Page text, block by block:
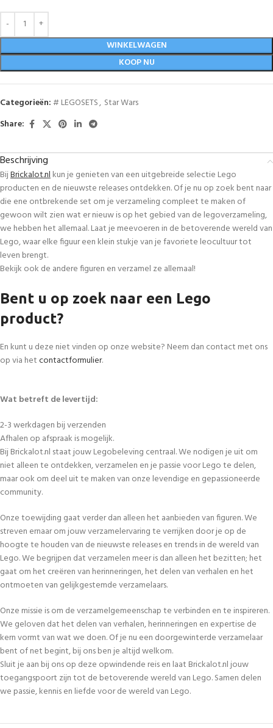
WINKELWAGEN
KOOP NU
Categorieën:# LEGOSETS, Star Wars
Share:
Beschrijving
BijBrickalot.nlkun je genieten van een uitgebreide selectie Lego
producten en de nieuwste releases ontdekken. Of je nu op zoek bent naar
die ene ontbrekende set om je verzameling compleet te maken of
gewoon wilt zien wat er nieuw is op het gebied van de legoverzameling,
we hebben het allemaal. Laat je meevoeren in de betoverende wereld van
Lego, waar elke figuur een klein stukje van je favoriete leocultuur tot
leven brengt.
Bekijk ook de andere figuren en verzamel ze allemaal!
Bent u op zoek naar een Lego
product?
En kunt u deze niet vinden op onze website? Neem dan contact met ons
op via hetcontactformulier.
Wat betreft de levertijd:
2-3 werkdagen bij verzenden
Afhalen op afspraak is mogelijk.
Bij Brickalot.nl staat jouw Legobeleving centraal. We nodigen je uit om
niet alleen te ontdekken, verzamelen en je passie voor Lego te delen,
maar ook om deel uit te maken van onze levendige en gepassioneerde
community.
Onze toewijding gaat verder dan alleen het aanbieden van figuren. We
streven ernaar om jouw verzamelervaring te verrijken door je op de
hoogte te houden van de nieuwste releases en trends in de wereld van
Lego. We begrijpen dat verzamelen meer is dan alleen het bezitten; het
gaat om het creëren van herinneringen, het delen van verhalen en het
ontmoeten van gelijkgestemde verzamelaars.
Onze missie is om de verzamelgemeenschap te verbinden en te inspireren.
We geloven dat het delen van verhalen, herinneringen en expertise de
kern vormt van wat we doen. Of je nu een doorgewinterde verzamelaar
bent of net begint, bij ons ben je altijd welkom.
Sluit je aan bij ons op deze opwindende reis en laat Brickalot.nl jouw
toegangspoort zijn tot de betoverende wereld van Lego. Samen delen
we passie, kennis en liefde voor de wereld van Lego.